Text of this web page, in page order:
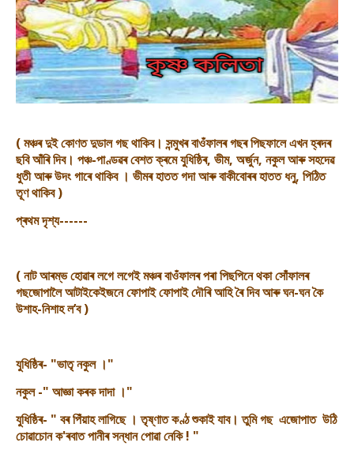
( মঞ্চৰ দুই কোণত দুডাল গছ থাকিব। সন্মুখৰ বাওঁফালৰ গছৰ পিছফালে এখন হ্ৰদৰ
ছবি আঁৰি দিব। পঞ্চ-পাণ্ডৱৰ বেশত ক্ৰমে যুধিষ্ঠিৰ, ভীম, অৰ্জুন, নকুল আৰু সহদেৱ
ধুতী আৰু উদং গাৰে থাকিব । ভীমৰ হাতত গদা আৰু বাকীবোৰৰ হাতত ধনু, পিঠিত
তূণ থাকিব )
প্ৰথম দৃশ্য------
( নাট আৰম্ভ হোৱাৰ লগে লগেই মঞ্চৰ বাওঁফালৰ পৰা পিছপিনে থকা সোঁফালৰ
গছজোপালৈ আটাইকেইজনে ফোপাই ফোপাই দৌৰি আহি ৰৈ দিব আৰু ঘন-ঘন কৈ
উশাহ-নিশাহ ল’ব )
যুধিষ্ঠিৰ- "ভাতৃ নকুল ।"
নকুল -" আজ্ঞা কৰক দাদা ।"
যুধিষ্ঠিৰ- " বৰ পিঁয়াহ লাগিছে । তৃষ্ণাত কণ্ঠ শুকাই যাব। তুমি গছ এজোপাত উঠি
চোৱাচোন ক'ৰবাত পানীৰ সন্ধান পোৱা নেকি ! "